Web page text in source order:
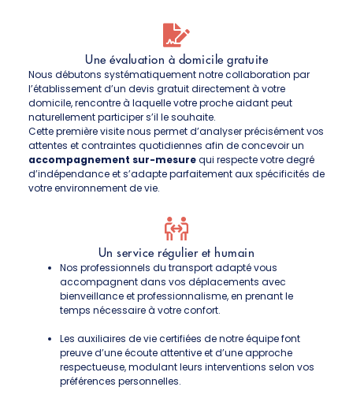
Une évaluation à domicile gratuite
Nous débutons systématiquement notre collaboration par
l’établissement d’un devis gratuit directement à votre
domicile, rencontre à laquelle votre proche aidant peut
naturellement participer s’il le souhaite.
Cette première visite nous permet d’analyser précisément vos
attentes et contraintes quotidiennes afin de concevoir un
accompagnement sur-mesurequi respecte votre degré
d’indépendance et s’adapte parfaitement aux spécificités de
votre environnement de vie.
Un service régulier et humain
Nos professionnels du transport adapté vous
accompagnent dans vos déplacements avec
bienveillance et professionnalisme, en prenant le
temps nécessaire à votre confort.
Les auxiliaires de vie certifiées de notre équipe font
preuve d’une écoute attentive et d’une approche
respectueuse, modulant leurs interventions selon vos
préférences personnelles.